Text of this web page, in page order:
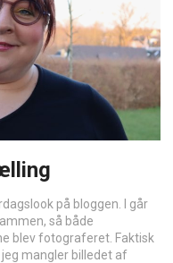
på bloggen. I går
så både
blev fotograferet. Faktisk
mangler billedet af